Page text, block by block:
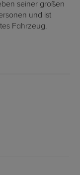
seiner großen
und ist
Fahrzeug.